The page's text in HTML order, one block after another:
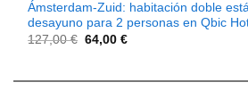
Ámsterdam-Zuid: habitación doble
desayuno para 2 personas en Qbic
127,00€ 64,00€